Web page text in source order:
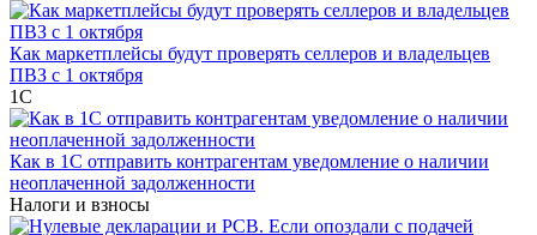
Как маркетплейсы будут проверять селлеров и владельцев
ПВЗ с 1 октября
1С
Как в 1С отправить контрагентам уведомление о наличии
неоплаченной задолженности
Налоги и взносы